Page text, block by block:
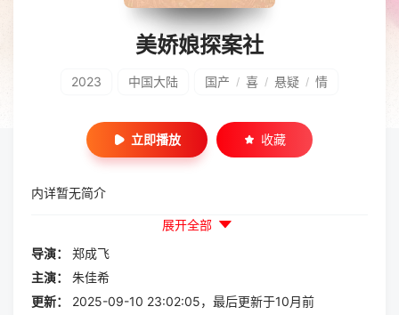
美娇娘探案社
2023 中国大陆 国产 / 喜 / 悬疑 / 情
立即播放 收藏
内详暂无简介
展开全部
导演：
郑成飞
主演：
朱佳希
更新：
2025-09-10 23:02:05，最后更新于10月前